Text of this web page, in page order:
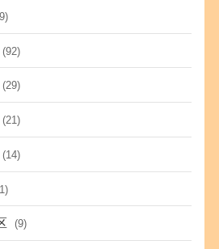
(92)
(29)
(21)
(14)
(9)